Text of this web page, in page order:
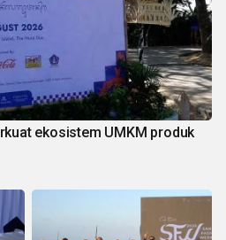
ekosistem UMKM produk